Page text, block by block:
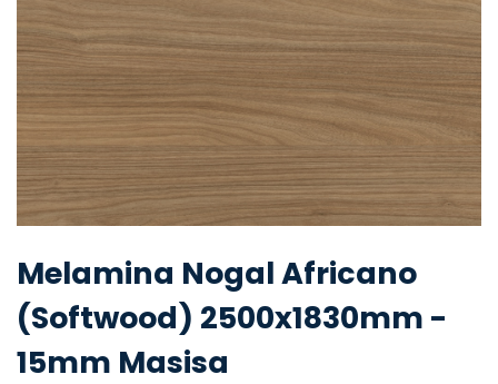
Melamina Nogal Africano
(Softwood) 2500x1830mm -
15mm Masisa